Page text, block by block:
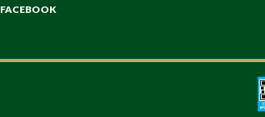
FACEBOOK